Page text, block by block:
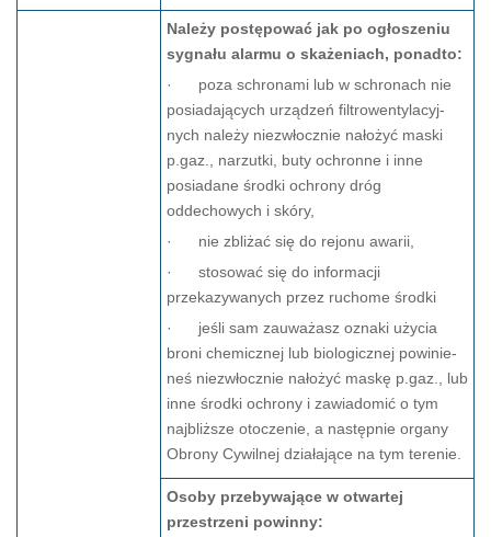
Należy postępować jak po ogłoszeniu
sygnału alarmu o skażeniach, ponadto:
· poza schronami lub w schronach nie
posiadających urządzeń filtrowentylacyj­
nych należy niezwłocznie nałożyć maski
p.gaz., narzutki, buty ochronne i inne
posiadane środki ochrony dróg
oddechowych i skóry,
· nie zbliżać się do rejonu awarii,
· stosować się do informacji
przekazywanych przez ruchome środki
· jeśli sam zauważasz oznaki użycia
broni chemicznej lub biologicznej powinie­
neś niezwłocznie nałożyć maskę p.gaz., lub
inne środki ochrony i zawiadomić o tym
najbliższe otoczenie, a następnie organy
Obrony Cywilnej działające na tym terenie.
Osoby przebywające w otwartej
przestrzeni powinny: